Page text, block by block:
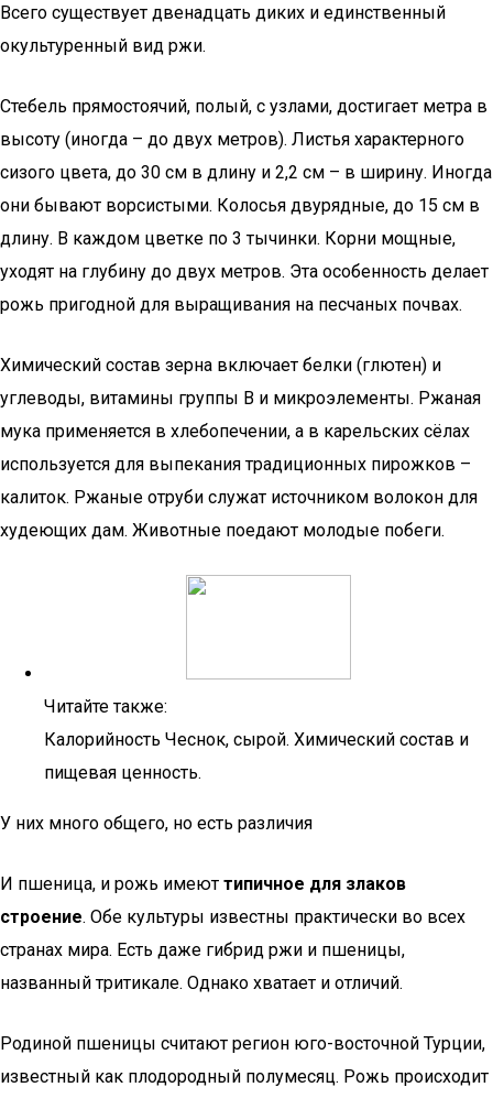
Всего существует двенадцать диких и единственный
окультуренный вид ржи.
Стебель прямостоячий, полый, с узлами, достигает метра в
высоту (иногда – до двух метров). Листья характерного
сизого цвета, до 30 см в длину и 2,2 см – в ширину. Иногда
они бывают ворсистыми. Колосья двурядные, до 15 см в
длину. В каждом цветке по 3 тычинки. Корни мощные,
уходят на глубину до двух метров. Эта особенность делает
рожь пригодной для выращивания на песчаных почвах.
Химический состав зерна включает белки (глютен) и
углеводы, витамины группы B и микроэлементы. Ржаная
мука применяется в хлебопечении, а в карельских сёлах
используется для выпекания традиционных пирожков –
калиток. Ржаные отруби служат источником волокон для
худеющих дам. Животные поедают молодые побеги.
Читайте также:
Калорийность Чеснок, сырой. Химический состав и
пищевая ценность.
У них много общего, но есть различия
И пшеница, и рожь имеют типичное для злаков
строение. Обе культуры известны практически во всех
странах мира. Есть даже гибрид ржи и пшеницы,
названный тритикале. Однако хватает и отличий.
Родиной пшеницы считают регион юго-восточной Турции,
известный как плодородный полумесяц. Рожь происходит